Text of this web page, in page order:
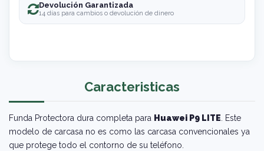
Devolución Garantizada
14 días para cambios o devolución de dinero
Caracteristicas
Funda Protectora dura completa para Huawei P9 LITE. Este
modelo de carcasa no es como las carcasa convencionales ya
que protege todo el contorno de su teléfono.